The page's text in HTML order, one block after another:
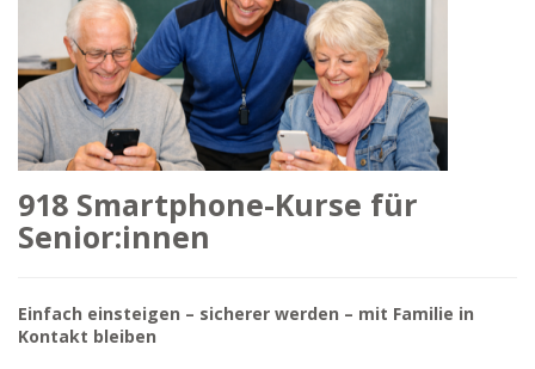
918 Smartphone-Kurse für
Senior:innen
Einfach einsteigen – sicherer werden – mit Familie in
Kontakt bleiben